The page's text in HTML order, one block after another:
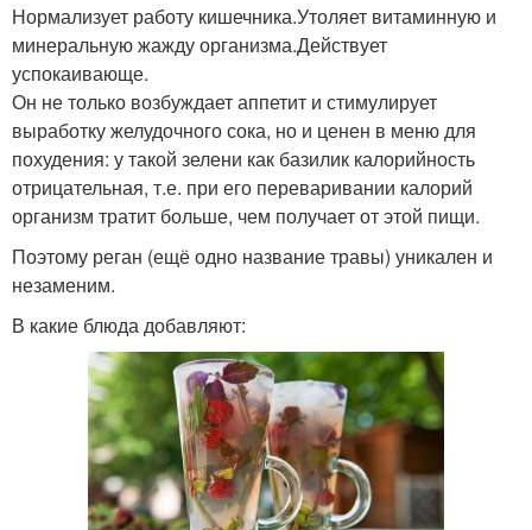
Нормализует работу кишечника.Утоляет витаминную и
минеральную жажду организма.Действует
успокаивающе.
Он не только возбуждает аппетит и стимулирует
выработку желудочного сока, но и ценен в меню для
похудения: у такой зелени как базилик калорийность
отрицательная, т.е. при его переваривании калорий
организм тратит больше, чем получает от этой пищи.
Поэтому реган (ещё одно название травы) уникален и
незаменим.
В какие блюда добавляют: